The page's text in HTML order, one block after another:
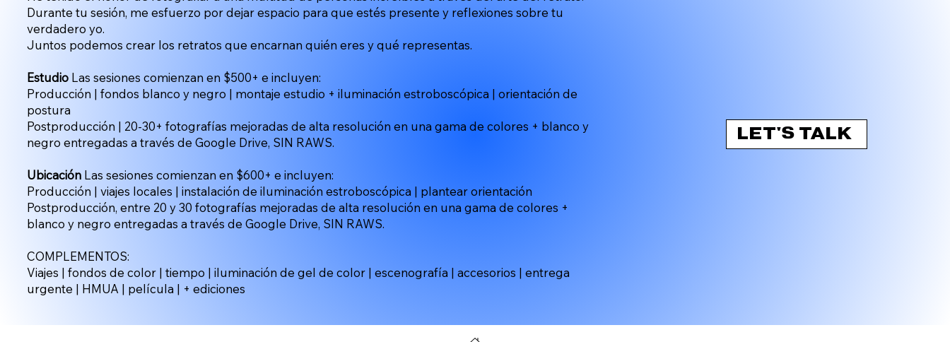
Durante tu sesión, me esfuerzo por dejar espacio para que estés presente y reflexiones sobre tu
verdadero yo.
Juntos podemos crear los retratos que encarnan quién eres y qué representas. ​
Estudio Las sesiones comienzan en $500+ e incluyen:
Producción | fondos blanco y negro | montaje estudio + iluminación estroboscópica | orientación de
postura
Postproducción | 20-30+ fotografías mejoradas de alta resolución en una gama de colores + blanco y
negro entregadas a través de Google Drive, SIN RAWS.
Ubicación Las sesiones comienzan en $600+ e incluyen:
Producción | viajes locales | instalación de iluminación estroboscópica | plantear orientación
Postproducción, entre 20 y 30 fotografías mejoradas de alta resolución en una gama de colores +
blanco y negro entregadas a través de Google Drive, SIN RAWS.
COMPLEMENTOS:
Viajes | fondos de color | tiempo | iluminación de gel de color | escenografía | accesorios | entrega
urgente | HMUA | película | + ediciones
LET'S TALK